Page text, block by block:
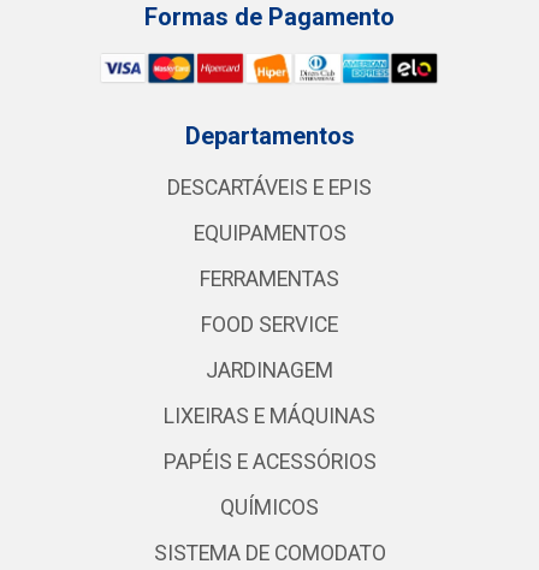
Formas de Pagamento
Departamentos
DESCARTÁVEIS E EPIS
EQUIPAMENTOS
FERRAMENTAS
FOOD SERVICE
JARDINAGEM
LIXEIRAS E MÁQUINAS
PAPÉIS E ACESSÓRIOS
QUÍMICOS
SISTEMA DE COMODATO